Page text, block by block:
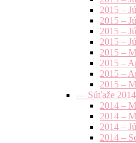
2015 –
2015 –
2015 –
2015 –
2015 –
2015 –
2015 –
2015 –
— Súťaže 2014
2014 –
2014 –
2014 –
2014 –